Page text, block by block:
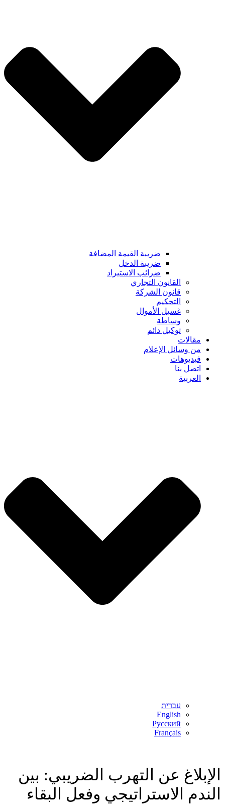
ضريبة القيمة المضافة
ضريبة الدخل
ضرائب الاستيراد
القانون التجاري
قانون الشركة
التحكيم
غسيل الأموال
وساطة
توكيل دائم
مقالات
من وسائل الإعلام
فيديوهات
اتصل بنا
العربية
עברית
English
Русский
Français
الإبلاغ عن التهرب الضريبي: بين
الندم الاستراتيجي وفعل البقاء